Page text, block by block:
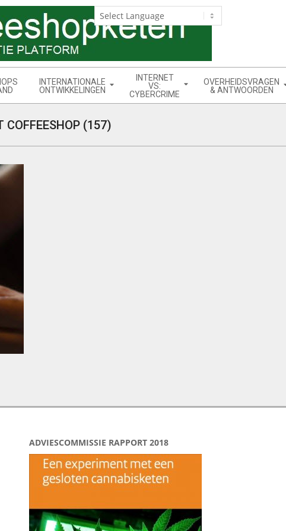
INTERNATIONALE
ONTWIKKELINGEN
INTERNET
VS:
CYBERCRIME
OVERHEIDSVRAGEN
& ANTWOORDEN
COFFEESHOP (157)
ADVIESCOMMISSIE RAPPORT 2018